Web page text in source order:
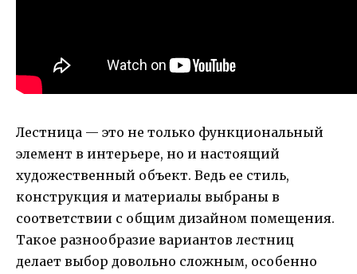
Лестница — это не только функциональный
элемент в интерьере, но и настоящий
художественный объект. Ведь ее стиль,
конструкция и материалы выбраны в
соответствии с общим дизайном помещения.
Такое разнообразие вариантов лестниц
делает выбор довольно сложным, особенно